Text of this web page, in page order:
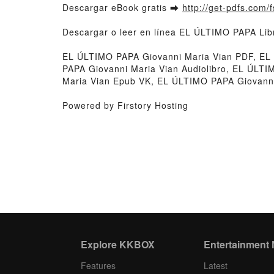
Descargar eBook gratis ➡ http://get-pdfs.com/
Descargar o leer en línea EL ÚLTIMO PAPA
EL ÚLTIMO PAPA Giovanni Maria Vian PDF,
PAPA Giovanni Maria Vian Audiolibro, EL
Maria Vian Epub VK, EL ÚLTIMO PAPA
Powered by Firstory Hosting
Explore KKBOX
Features
Entertainment
Latest